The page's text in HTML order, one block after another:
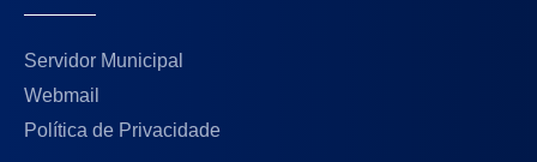
Servidor Municipal
Webmail
Política de Privacidade